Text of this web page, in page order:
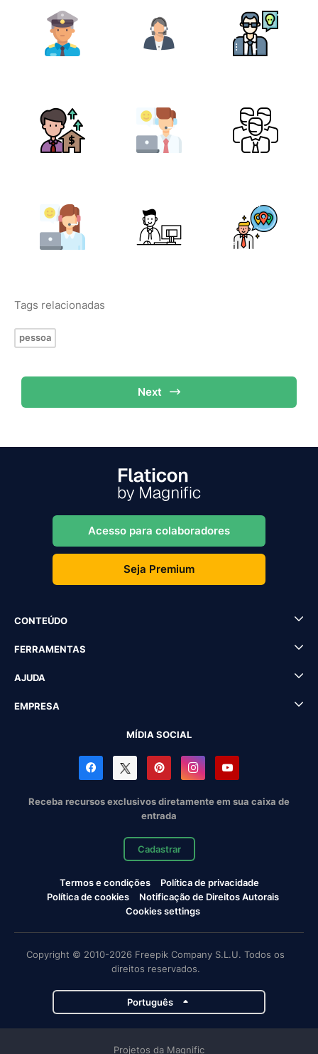
Tags relacionadas
pessoa
Next
Acesso para colaboradores
Seja Premium
CONTEÚDO
FERRAMENTAS
AJUDA
EMPRESA
MÍDIA SOCIAL
Receba recursos exclusivos diretamente em sua caixa de
entrada
Cadastrar
Termos e condições
Política de privacidade
Política de cookies
Notificação de Direitos Autorais
Cookies settings
Copyright © 2010-2026 Freepik Company S.L.U. Todos os
direitos reservados.
Português
Projetos da Magnific